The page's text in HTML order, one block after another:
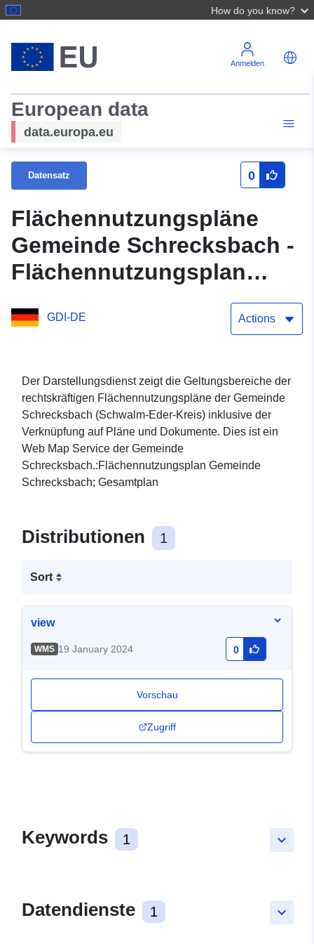
How do you know?
Anmelden
European data
data.europa.eu
Datensatz 0
Flächennutzungspläne
Gemeinde Schrecksbach -
Flächennutzungsplan
Gemeinde Schrecksbach
GDI-DE Actions
Der Darstellungsdienst zeigt die Geltungsbereiche der
rechtskräftigen Flächennutzungspläne der Gemeinde
Schrecksbach (Schwalm-Eder-Kreis) inklusive der
Verknüpfung auf Pläne und Dokumente. Dies ist ein
Web Map Service der Gemeinde
Schrecksbach.:Flächennutzungsplan Gemeinde
Schrecksbach; Gesamtplan
Distributionen 1
Sort
view
WMS 19 January 2024 0
Vorschau
Zugriff
keyboard_arrow_down
Keywords 1
keyboard_arrow_down
Datendienste 1